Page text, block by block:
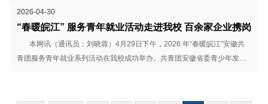
2026-04-30
“春暖皖江” 服务青年就业活动走进我校
本网讯（通讯员：刘晓蓉）4月29日下午，2026 年“春暖皖江”安徽共
青团服务青年就业系列活动在我校成功举办。共青团安徽省委青少年发展
湾事务办公室、安徽省教育厅、安徽省人...